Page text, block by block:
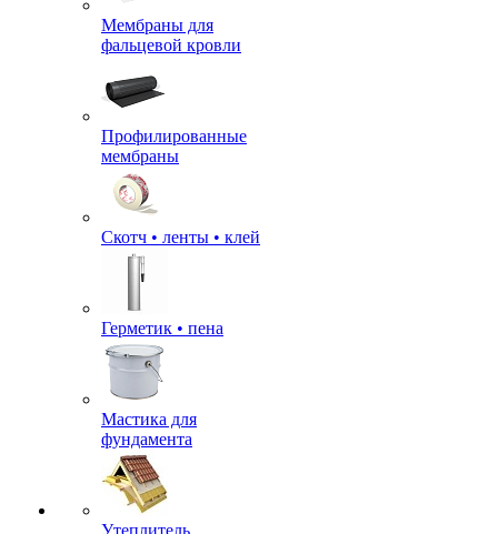
Мембраны для
фальцевой кровли
Профилированные
мембраны
Скотч • ленты • клей
Герметик • пена
Мастика для
фундамента
Утеплитель